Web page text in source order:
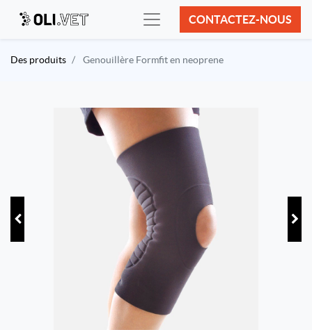
CONTACTEZ-NOUS
Des produits Genouillère Formfit en neoprene